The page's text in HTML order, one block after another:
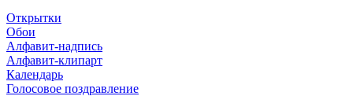
Открытки
Обои
Алфавит-надпись
Алфавит-клипарт
Календарь
Голосовое поздравление